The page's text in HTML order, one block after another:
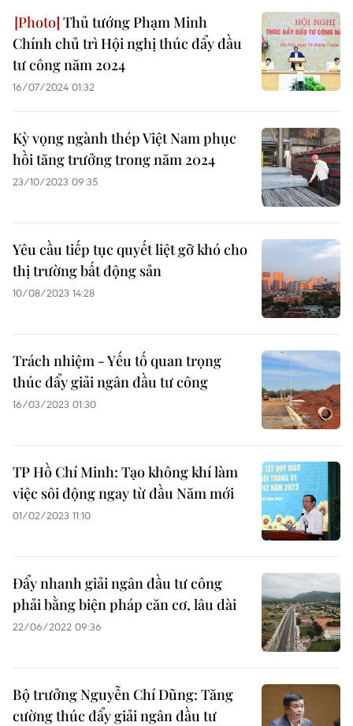
Thủ tướng Phạm Minh
Chính chủ trì Hội nghị thúc đẩy đầu
tư công năm 2024
16/07/2024 01:32
Kỳ vọng ngành thép Việt Nam phục
hồi tăng trưởng trong năm 2024
23/10/2023 09:35
Yêu cầu tiếp tục quyết liệt gỡ khó cho
thị trường bất động sản
10/08/2023 14:28
Trách nhiệm - Yếu tố quan trọng
thúc đẩy giải ngân đầu tư công
16/03/2023 01:30
TP Hồ Chí Minh: Tạo không khí làm
việc sôi động ngay từ đầu Năm mới
01/02/2023 11:10
Đẩy nhanh giải ngân đầu tư công
phải bằng biện pháp căn cơ, lâu dài
22/06/2022 09:36
Bộ trưởng Nguyễn Chí Dũng: Tăng
cường thúc đẩy giải ngân đầu tư